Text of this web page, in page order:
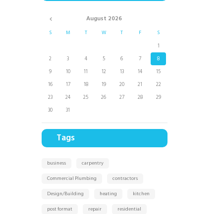
August 2026
S M T W T F S
1
2
3 4 5 6 7
8
9
10 11 12 13 14
15
16
17 18 19 20 21
22
23
24 25 26 27 28
29
30
31
Tags
business
carpentry
Commercial Plumbing
contractors
Design/Building
heating
kitchen
post format
repair
residential